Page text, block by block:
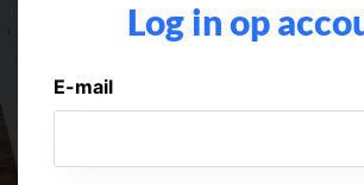
Log in op
E-mail